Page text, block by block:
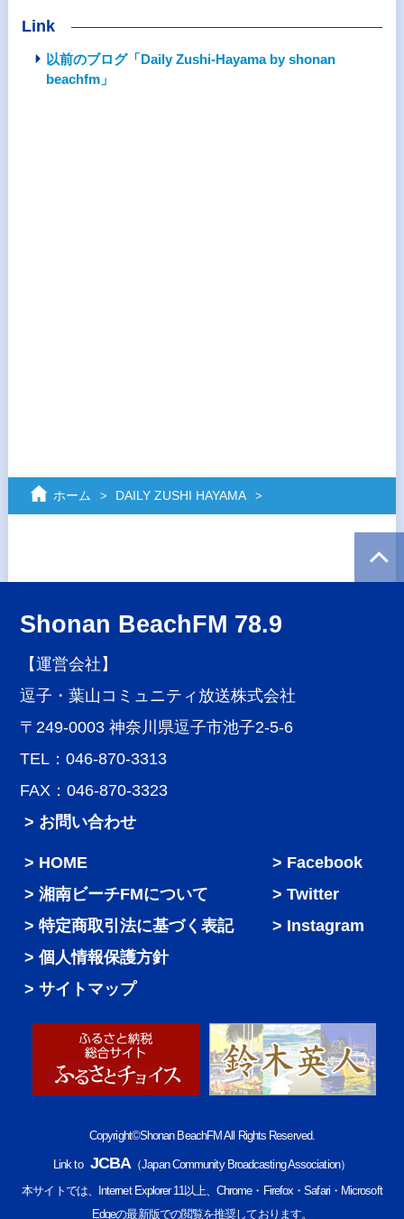
Link
以前のブログ「Daily Zushi-Hayama by shonan
beachfm」
ホーム DAILY ZUSHI HAYAMA
Shonan BeachFM 78.9
【運営会社】
逗子・葉山コミュニティ放送株式会社
〒249-0003 神奈川県逗子市池子2-5-6
TEL：046-870-3313
FAX：046-870-3323
> お問い合わせ
HOME
湘南ビーチFMについて
特定商取引法に基づく表記
個人情報保護方針
サイトマップ
Facebook
Twitter
Instagram
Copyright©Shonan BeachFM All Rights Reserved.
Link to JCBA （Japan Community Broadcasting Association）
本サイトでは、Internet Explorer 11以上、Chrome・Firefox・Safari・Microsoft
Edgeの最新版での閲覧を推奨しております。